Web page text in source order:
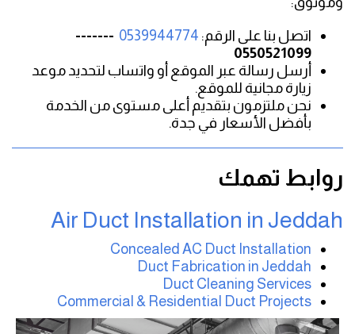
اتصل بنا على الرقم: 0539944774
-------
0550521099
أرسل رسالة عبر الموقع أو واتساب لتحديد موعد
زيارة مجانية للموقع.
نحن ملتزمون بتقديم أعلى مستوى من الخدمة
بأفضل الأسعار في جدة.
روابط تهمك
Air Duct Installation in Jeddah
Concealed AC Duct Installation
Duct Fabrication in Jeddah
Duct Cleaning Services
Commercial & Residential Duct Projects